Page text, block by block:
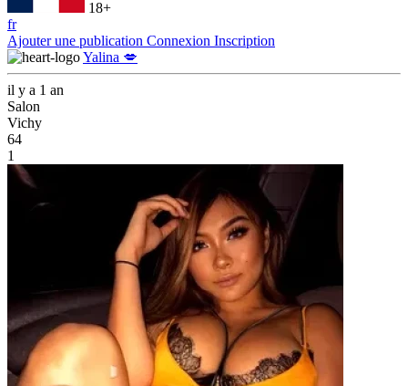
18+
fr
Ajouter une publication Connexion Inscription
Yalina 💋
il y a 1 an
Salon
Vichy
64
1